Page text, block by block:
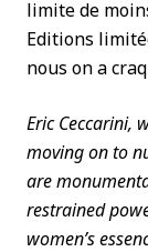
limite de
Editions
nous on a
Eric Ceccarini,
moving on to
are
restrained
women’s